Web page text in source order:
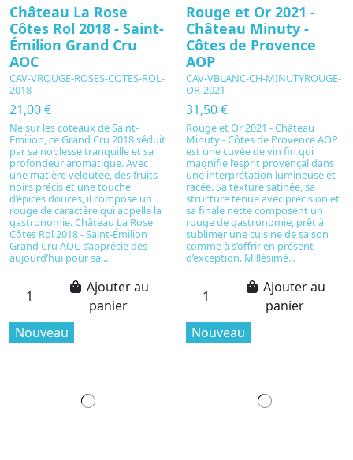
Château La Rose
Côtes Rol 2018 - Saint-
Émilion Grand Cru
AOC
CAV-VROUGE-ROSES-COTES-ROL-
2018
21,00 €
Né sur les coteaux de Saint-
Émilion, ce Grand Cru 2018 séduit
par sa noblesse tranquille et sa
profondeur aromatique. Avec
une matière veloutée, des fruits
noirs précis et une touche
d’épices douces, il compose un
rouge de caractère qui appelle la
gastronomie. Château La Rose
Côtes Rol 2018 - Saint-Émilion
Grand Cru AOC s’apprécie dès
aujourd’hui pour sa...
Ajouter au
panier
Rouge et Or 2021 -
Château Minuty -
Côtes de Provence
AOP
CAV-VBLANC-CH-MINUTYROUGE-
OR-2021
31,50 €
Rouge et Or 2021 - Château
Minuty - Côtes de Provence AOP
est une cuvée de vin fin qui
magnifie l’esprit provençal dans
une interprétation lumineuse et
racée. Sa texture satinée, sa
structure tenue avec précision et
sa finale nette composent un
rouge de gastronomie, prêt à
sublimer une cuisine de saison
comme à s’offrir en présent
d’exception. Millésimé...
Ajouter au
panier
Nouveau
Nouveau